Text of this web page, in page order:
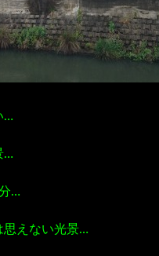
…
…
…
思えない光景…